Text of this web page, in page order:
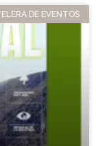
DE EVENTOS